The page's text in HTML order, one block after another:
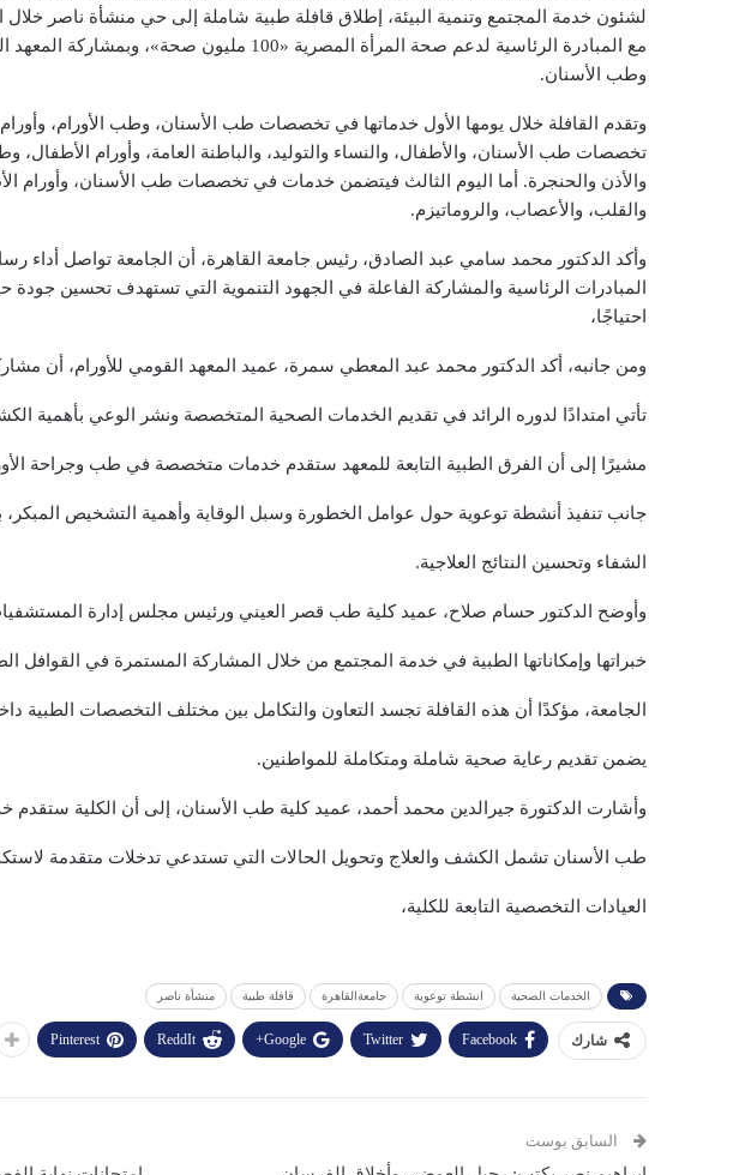
مع المبادرة الرئاسية لدعم صحة المرأة المصرية «100
وطب الأسنان.
وتقدم القافلة خلال يومها الأول خدماتها في تخصصات طب الأسنان، وطب الأورام،
تخصصات طب الأسنان، والأطفال، والنساء والتوليد، والباطنة العامة، وأورام الأطفال،
والأذن والحنجرة. أما اليوم الثالث فيتضمن خدمات في تخصصات طب الأسنان، وأورام
والقلب، والأعصاب، والروماتيزم.
وأكد الدكتور محمد سامي عبد الصادق، رئيس جامعة القاهرة، أن الجامعة تواصل أداء
المبادرات الرئاسية والمشاركة الفاعلة في الجهود التنموية التي تستهدف تحسين جودة
احتياجًا،
ومن جانبه، أكد الدكتور محمد عبد المعطي سمرة، عميد المعهد القومي للأورام، أن
تأتي امتدادًا لدوره الرائد في تقديم الخدمات الصحية المتخصصة ونشر الوعي بأهمية
مشيرًا إلى أن الفرق الطبية التابعة للمعهد ستقدم خدمات متخصصة في طب وجراحة
جانب تنفيذ أنشطة توعوية حول عوامل الخطورة وسبل الوقاية وأهمية التشخيص
الشفاء وتحسين النتائج العلاجية.
وأوضح الدكتور حسام صلاح، عميد كلية طب قصر العيني ورئيس مجلس إدارة المستشفيات
خبراتها وإمكاناتها الطبية في خدمة المجتمع من خلال المشاركة المستمرة في القوافل
الجامعة، مؤكدًا أن هذه القافلة تجسد التعاون والتكامل بين مختلف التخصصات الطبية
يضمن تقديم رعاية صحية شاملة ومتكاملة للمواطنين.
وأشارت الدكتورة جيرالدين محمد أحمد، عميد كلية طب الأسنان، إلى أن الكلية
طب الأسنان تشمل الكشف والعلاج وتحويل الحالات التي تستدعي تدخلات متقدمة
العيادات التخصصية التابعة للكلية،
الخدمات الصحية انشطة توعوية جامعةالقاهرة قافلة طبية منشأة ناصر
شارك Facebook
Twitter
Google+
ReddIt
Pinterest
السابق بوست